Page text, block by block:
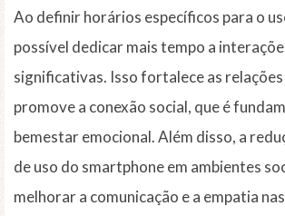
Ao definir horários específicos para o
possível dedicar mais tempo a
significativas. Isso fortalece as relações
promove a conexão social, que é
bemestar emocional. Além disso, a
de uso do smartphone em ambientes
melhorar a comunicação e a empatia